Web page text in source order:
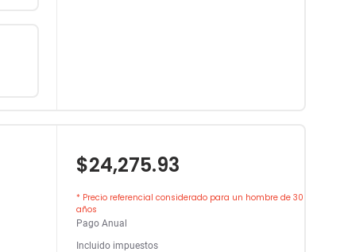
$24,275.93
* Precio referencial considerado para un hombre de 30
años
Pago Anual
Incluido impuestos